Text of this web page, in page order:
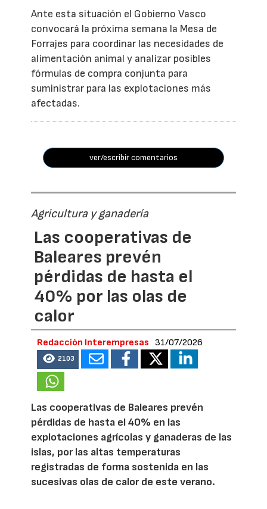
Ante esta situación el Gobierno Vasco
convocará la próxima semana la Mesa de
Forrajes para coordinar las necesidades de
alimentación animal y analizar posibles
fórmulas de compra conjunta para
suministrar para las explotaciones más
afectadas.
ver/escribir comentarios
Agricultura y ganadería
Las cooperativas de
Baleares prevén
pérdidas de hasta el
40% por las olas de
calor
Redacción Interempresas 31/07/2026
2103
Las cooperativas de Baleares prevén
pérdidas de hasta el 40% en las
explotaciones agrícolas y ganaderas de las
islas, por las altas temperaturas
registradas de forma sostenida en las
sucesivas olas de calor de este verano.